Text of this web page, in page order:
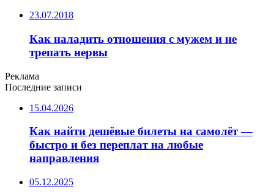
23.07.2018
Как наладить отношения с мужем и не
трепать нервы
Реклама
Последние записи
15.04.2026
Как найти дешёвые билеты на самолёт —
быстро и без переплат на любые
направления
05.12.2025